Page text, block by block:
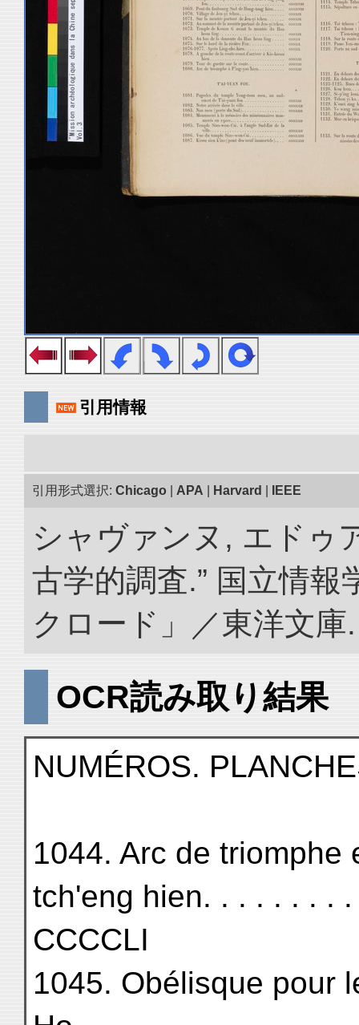
引用情報
引用形式選択: Chicago APA Harvard IEEE
シャヴァンヌ, エドゥ
古学的調査.” 国立情
クロード」／東洋文
OCR読み取り結果
NUMÉROS.
1044. Arc de triomphe
tch'eng hien. . . . . . . .
CCCCLI
1045. Obélisque pour